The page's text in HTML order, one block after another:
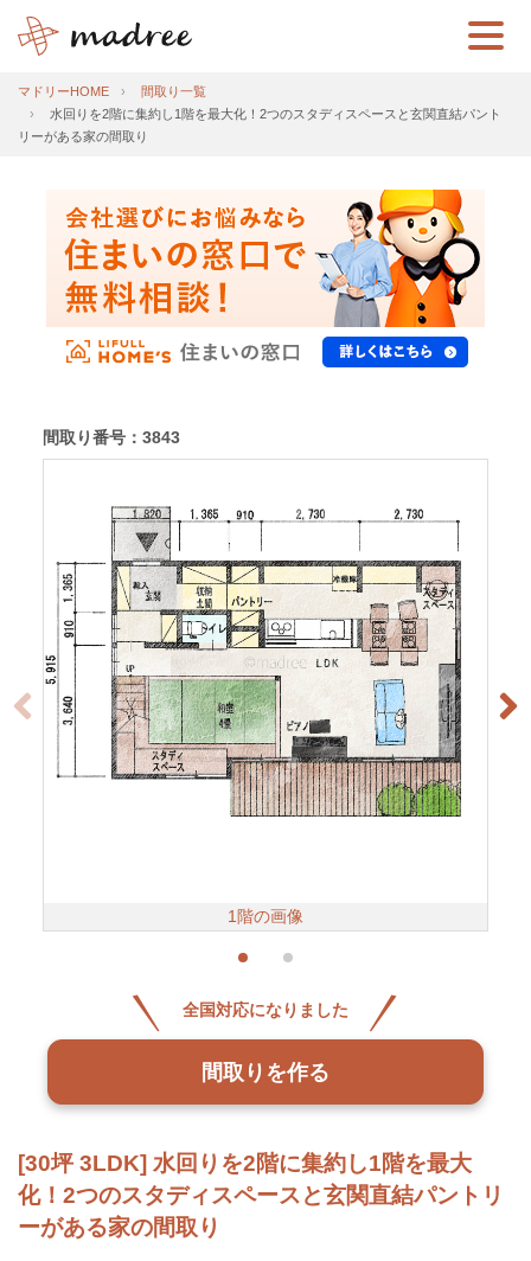
マドリーHOME
間取り一覧
水回りを2階に集約し1階を最大化！2つのスタディスペースと玄関直結パント
リーがある家の間取り
[30坪 3LDK] 水回りを2階に集約し1階を最大
化！2つのスタディスペースと玄関直結パントリ
ーがある家の間取り
間取り番号：3843
1階の画像
全国対応になりました
間取りを作る